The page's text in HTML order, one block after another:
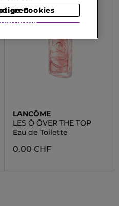
LANCÔME
LES Ô ÔVER THE TOP
Eau de Toilette
0.00 CHF
akzeptieren